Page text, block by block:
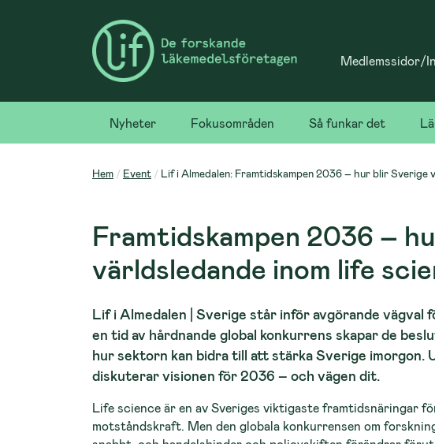
Medlemssidor/
Nyheter Fokusområden Så funkar det
Hem Event Lif i Almedalen: Framtidskampen 2036 – hur blir Sverige
Framtidskampen 2036 –
världsledande inom life
Lif i Almedalen | Sverige står inför avgörande vägval
en tid av hårdnande global konkurrens skapar de
hur sektorn kan bidra till att stärka Sverige imorgon.
diskuterar visionen för 2036 – och vägen dit.
Life science är en av Sveriges viktigaste framtidsnäringar
motståndskraft. Men den globala konkurrensen om